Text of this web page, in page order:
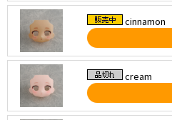
cinnamon
cream